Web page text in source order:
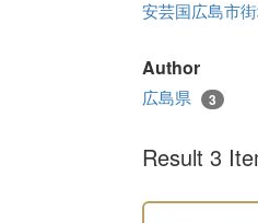
安芸国広島市
Author
広島県 3
Result 3